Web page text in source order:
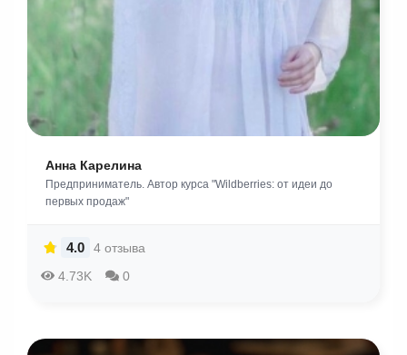
Анна Карелина
Предприниматель. Автор курса "Wildberries: от идеи до
первых продаж"
4.73K 0
4.0 4 отзыва